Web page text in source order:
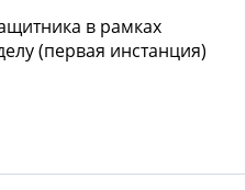
в рамках
(первая инстанция)